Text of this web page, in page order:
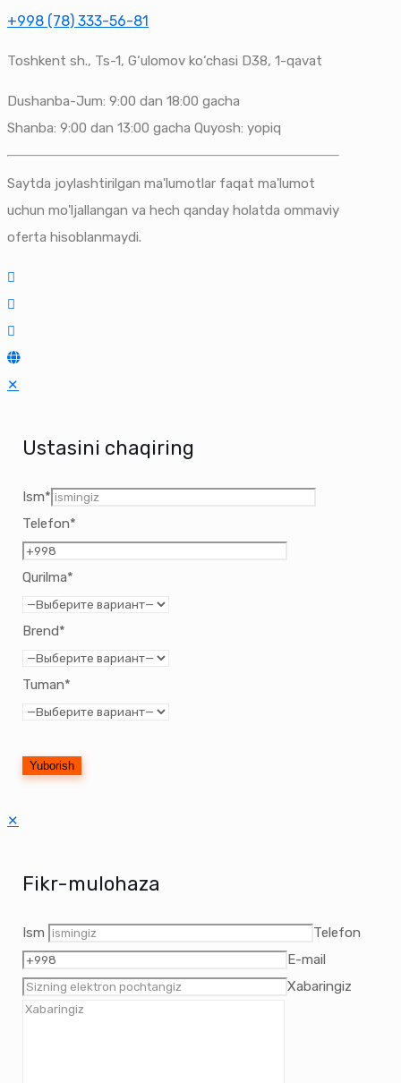
+998 (78) 333-56-81
Toshkent sh., Ts-1, G‘ulomov ko‘chasi D38, 1-qavat
Dushanba-Jum: 9:00 dan 18:00 gacha
Shanba: 9:00 dan 13:00 gacha Quyosh: yopiq
Saytda joylashtirilgan ma'lumotlar faqat ma'lumot
uchun mo'ljallangan va hech qanday holatda ommaviy
oferta hisoblanmaydi.
✕
Ustasini chaqiring
Ism*
Telefon*
Qurilma*
Brend*
Tuman*
✕
Fikr-mulohaza
Ism
Telefon
E-mail
Xabaringiz